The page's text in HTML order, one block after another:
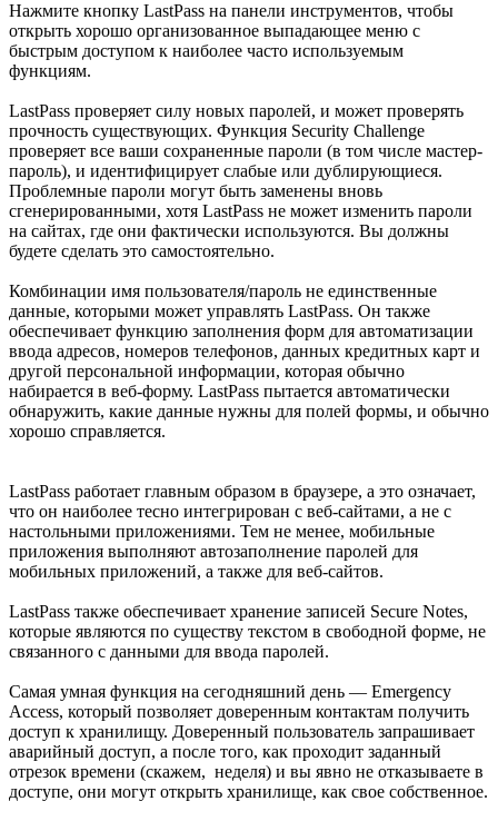
Нажмите кнопку LastPass на панели инструментов, чтобы
открыть хорошо организованное выпадающее меню с
быстрым доступом к наиболее часто используемым
функциям.
LastPass проверяет силу новых паролей, и может проверять
прочность существующих. Функция Security Challenge
проверяет все ваши сохраненные пароли (в том числе мастер-
пароль), и идентифицирует слабые или дублирующиеся.
Проблемные пароли могут быть заменены вновь
сгенерированными, хотя LastPass не может изменить пароли
на сайтах, где они фактически используются. Вы должны
будете сделать это самостоятельно.
Комбинации имя пользователя/пароль не единственные
данные, которыми может управлять LastPass. Он также
обеспечивает функцию заполнения форм для автоматизации
ввода адресов, номеров телефонов, данных кредитных карт и
другой персональной информации, которая обычно
набирается в веб-форму. LastPass пытается автоматически
обнаружить, какие данные нужны для полей формы, и обычно
хорошо справляется.
LastPass работает главным образом в браузере, а это означает,
что он наиболее тесно интегрирован с веб-сайтами, а не с
настольными приложениями. Тем не менее, мобильные
приложения выполняют автозаполнение паролей для
мобильных приложений, а также для веб-сайтов.
LastPass также обеспечивает хранение записей Secure Notes,
которые являются по существу текстом в свободной форме, не
связанного с данными для ввода паролей.
Самая умная функция на сегодняшний день — Emergency
Access, который позволяет доверенным контактам получить
доступ к хранилищу. Доверенный пользователь запрашивает
аварийный доступ, а после того, как проходит заданный
отрезок времени (скажем, неделя) и вы явно не отказываете в
доступе, они могут открыть хранилище, как свое собственное.